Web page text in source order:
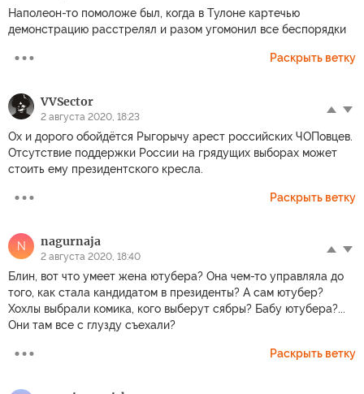
Наполеон-то помоложе был, когда в Тулоне картечью
демонстрацию расстрелял и разом угомонил все беспорядки
Раскрыть ветку
VVSector
2 августа 2020, 18:23
Ох и дорого обойдётся Рыгорычу арест российских ЧОПовцев.
Отсутствие поддержки России на грядущих выборах может
стоить ему президентского кресла.
Раскрыть ветку
N nagurnaja
2 августа 2020, 18:40
Блин, вот что умеет жена ютубера? Она чем-то управляла до
того, как стала кандидатом в президенты? А сам ютубер?
Хохлы выбрали комика, кого выберут сябры? Бабу ютубера?...
Они там все с глузду съехали?
Раскрыть ветку